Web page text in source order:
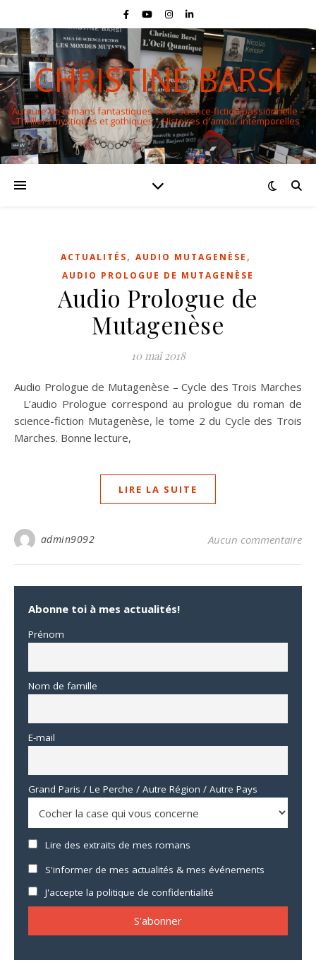
CHRISTINE BARSI
Auteure de romans fantastiques et de science-fiction passionnelle –
Thrillers mystiques et gothiques – Histoires d'amour intemporelles
ACTUALITÉS, AUDIO MUTAGENÈSE ,
AUDIO PROLOGUE DE MUTAGENÈSE
Audio Prologue de
Mutagenèse
10 mai 2018
Audio Prologue de Mutagenèse – Cycle des Trois Marches
L’audio Prologue correspond au prologue du roman de
science-fiction Mutagenèse, le tome 2 du Cycle des Trois
Marches. Bonne lecture,
LIRE LA SUITE
admin9092 Aucun commentaire
Abonne toi à mes actualités!
Prénom
Nom de famille
E-mail
Grand Paris / Le Perche / Autre Région / Autre Pays
Lire des extraits de mes romans
S'informer de mes actualités & mes événements
J'accepte la politique de confidentialité